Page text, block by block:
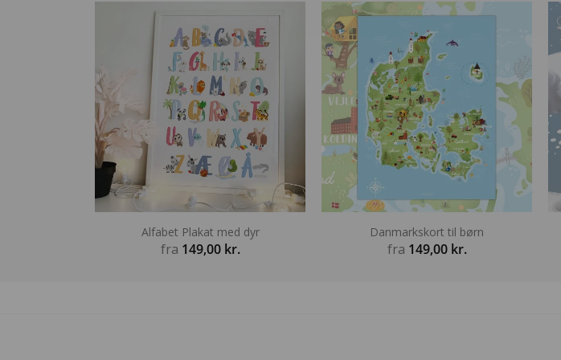
Alfabet Plakat med dyr
fra 149,00 kr.
Danmarkskort til børn
fra 149,00 kr.